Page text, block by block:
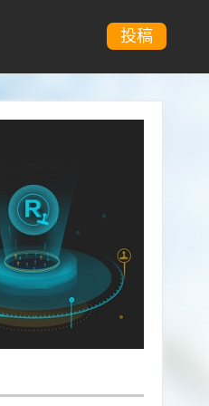
投稿